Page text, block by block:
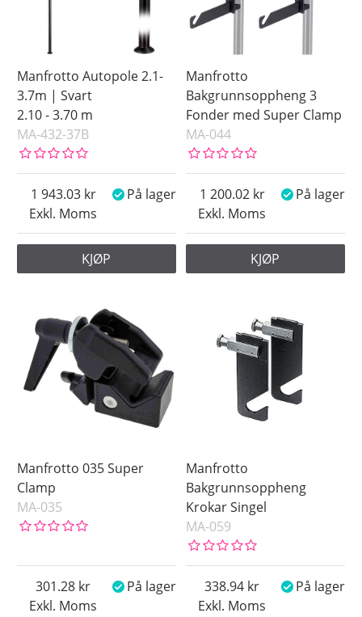
Manfrotto Autopole 2.1-
3.7m | Svart
2.10 - 3.70 m
MA-432-37B
Exkl. Moms
1 943.03 På lager
KJØP
Manfrotto
Bakgrunnsoppheng 3
Fonder med Super Clamp
MA-044
Exkl. Moms
1 200.02 På lager
KJØP
Manfrotto 035 Super
Clamp
MA-035
Exkl. Moms
301.28 På lager
Manfrotto
Bakgrunnsoppheng
Krokar Singel
MA-059
Exkl. Moms
338.94 På lager